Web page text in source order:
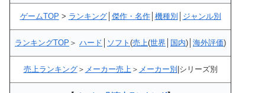
ゲームTOP > ランキング│ 傑作・名作│ 機種別 ジャンル別
ランキングTOP ＞ ハード ソフト (売上(世界 国内)│ 海外評価)
売上ランキング＞ メーカー売上 ＞ メーカー別 |シリーズ別